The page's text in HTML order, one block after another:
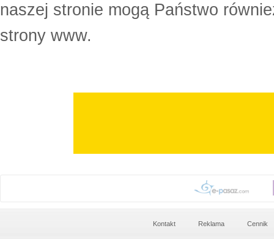
naszej stronie mogą Państwo
strony www.
Kontakt Reklama Cennik